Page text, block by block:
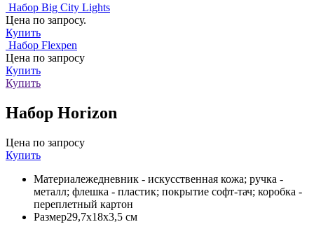
Набор Big City Lights
Цена по запросу.
Купить
Набор Flexpen
Цена по запросу
Купить
Купить
Набор Horizon
Цена по запросу
Купить
Материалежедневник - искусственная кожа; ручка -
металл; флешка - пластик; покрытие софт-тач; коробка -
переплетный картон
Размер29,7х18х3,5 см